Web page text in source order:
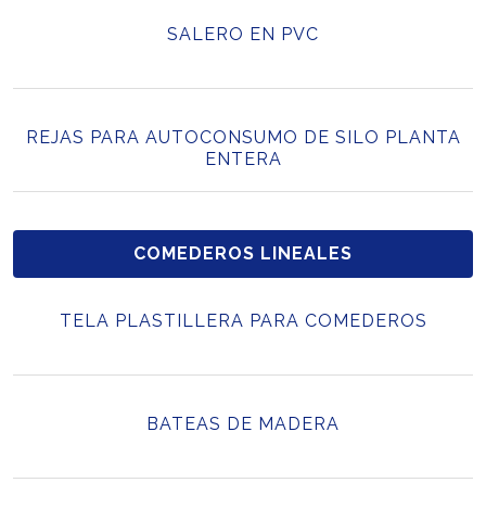
SALERO EN PVC
REJAS PARA AUTOCONSUMO DE SILO PLANTA
ENTERA
COMEDEROS LINEALES
TELA PLASTILLERA PARA COMEDEROS
BATEAS DE MADERA